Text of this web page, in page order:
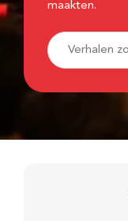
maakten.